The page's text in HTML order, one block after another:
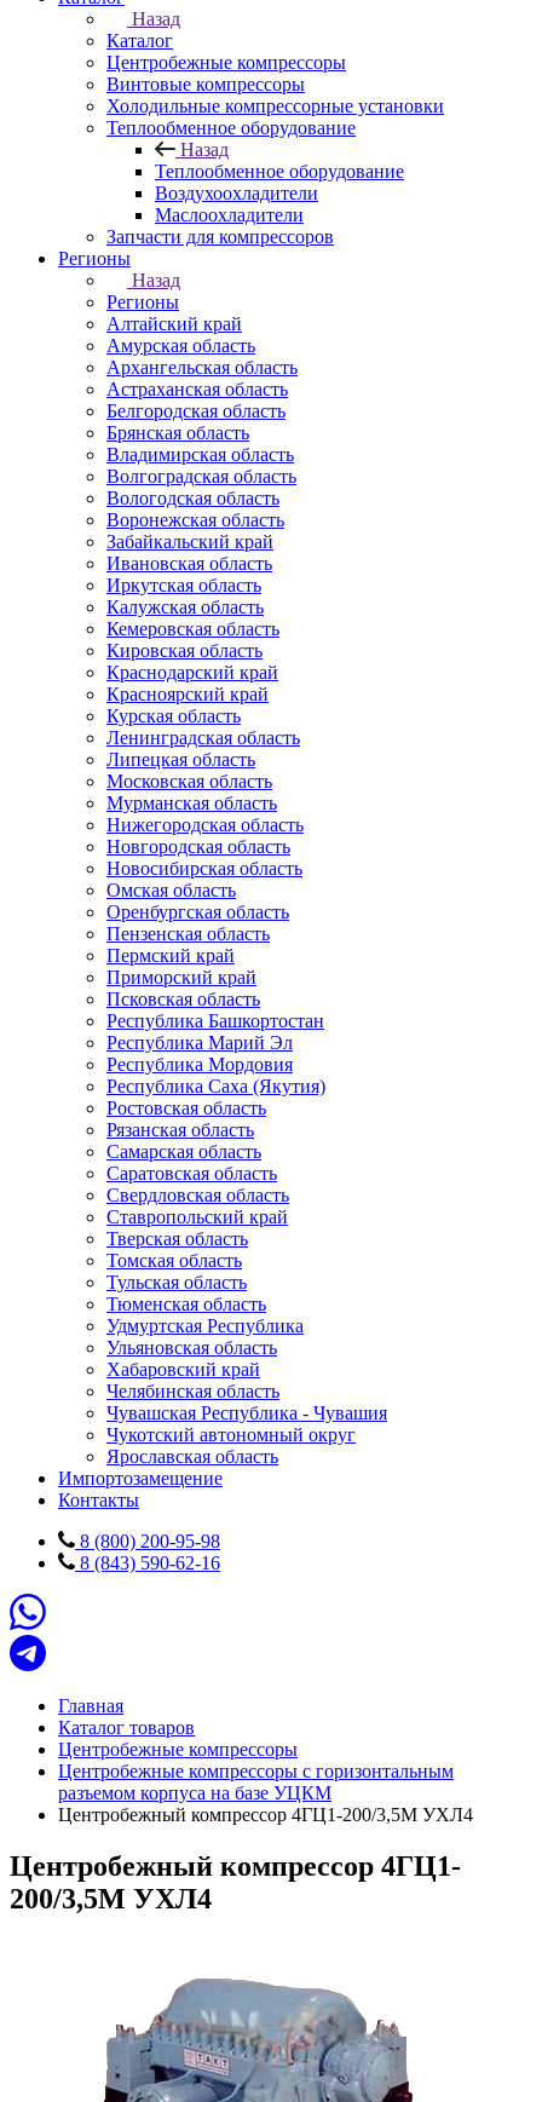
Назад
Каталог
Центробежные компрессоры
Винтовые компрессоры
Холодильные компрессорные установки
Теплообменное оборудование
Назад
Теплообменное оборудование
Воздухоохладители
Маслоохладители
Запчасти для компрессоров
Регионы
Назад
Регионы
Алтайский край
Амурская область
Архангельская область
Астраханская область
Белгородская область
Брянская область
Владимирская область
Волгоградская область
Вологодская область
Воронежская область
Забайкальский край
Ивановская область
Иркутская область
Калужская область
Кемеровская область
Кировская область
Краснодарский край
Красноярский край
Курская область
Ленинградская область
Липецкая область
Московская область
Мурманская область
Нижегородская область
Новгородская область
Новосибирская область
Омская область
Оренбургская область
Пензенская область
Пермский край
Приморский край
Псковская область
Республика Башкортостан
Республика Марий Эл
Республика Мордовия
Республика Саха (Якутия)
Ростовская область
Рязанская область
Самарская область
Саратовская область
Свердловская область
Ставропольский край
Тверская область
Томская область
Тульская область
Тюменская область
Удмуртская Республика
Ульяновская область
Хабаровский край
Челябинская область
Чувашская Республика - Чувашия
Чукотский автономный округ
Ярославская область
Импортозамещение
Контакты
8 (800) 200-95-98
8 (843) 590-62-16
Главная
Каталог товаров
Центробежные компрессоры
Центробежные компрессоры с горизонтальным
разъемом корпуса на базе УЦКМ
Центробежный компрессор 4ГЦ1-200/3,5М УХЛ4
Центробежный компрессор 4ГЦ1-
200/3,5М УХЛ4